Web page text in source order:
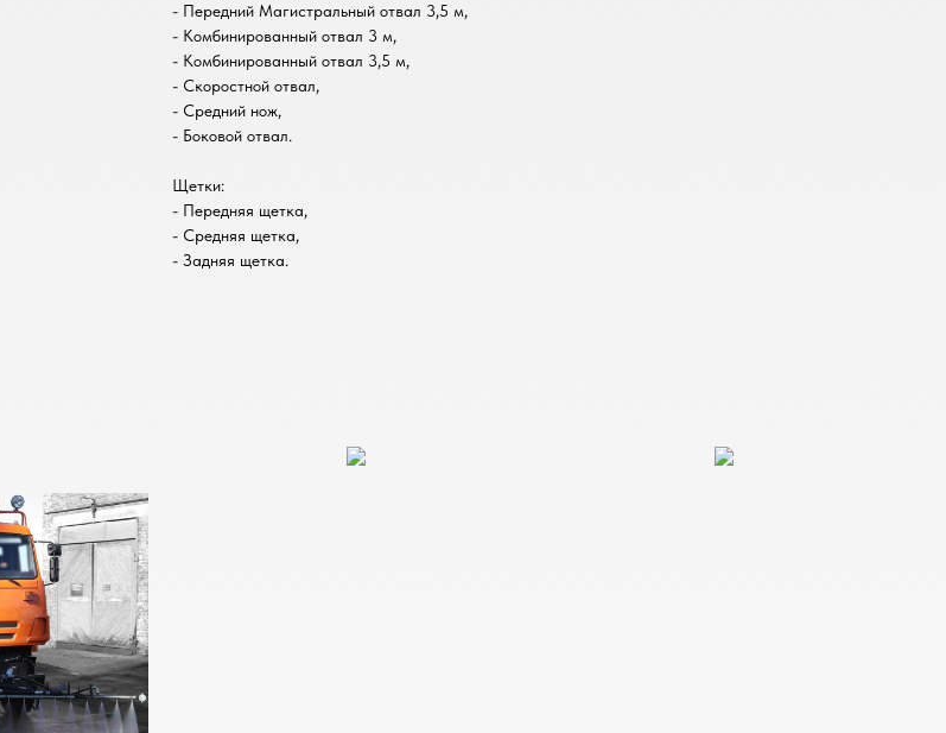
- Передний Магистральный отвал 3,5 м,
- Комбинированный отвал 3 м,
- Комбинированный отвал 3,5 м,
- Скоростной отвал,
- Средний нож,
- Боковой отвал.
Щетки:
- Передняя щетка,
- Средняя щетка,
- Задняя щетка.